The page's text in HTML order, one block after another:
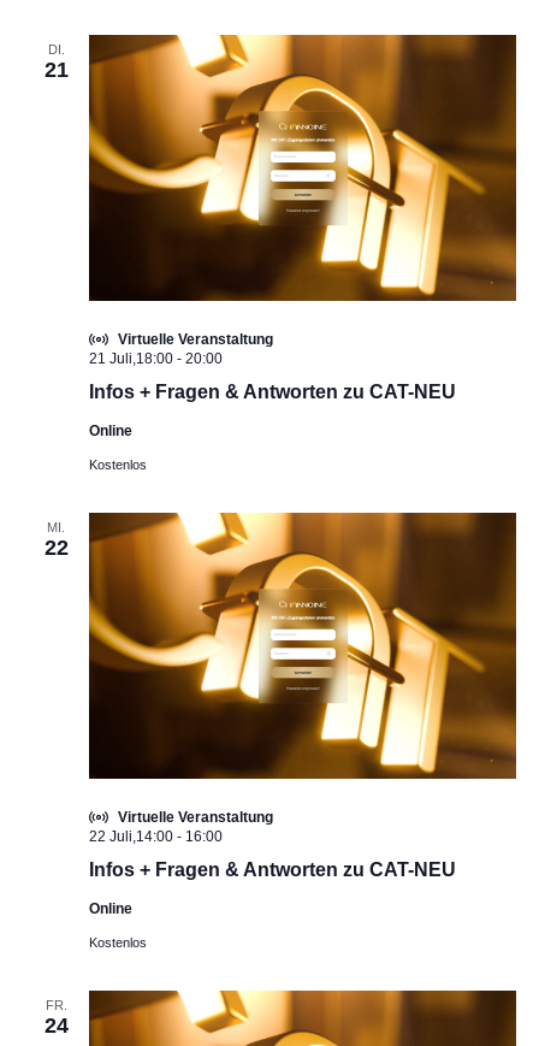
DI.
21
Infos + Fragen & Antworten zu CAT-NEU
21 Juli,18:00- 20:00
Online
Virtuelle Veranstaltung
Kostenlos
MI.
22
Infos + Fragen & Antworten zu CAT-NEU
22 Juli,14:00- 16:00
Online
Virtuelle Veranstaltung
Kostenlos
FR.
24